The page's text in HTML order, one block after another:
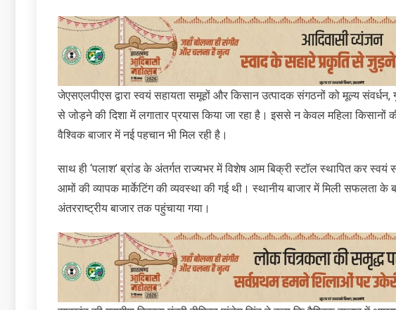
जेएसएलपीएस द्वारा स्वयं सहायता समूहों और किसान उत्पादक संगठनों को मूल्य
से जोड़ने की दिशा में लगातार प्रयास किया जा रहा है। इससे न केवल महिला किसानों
वैश्विक बाजार में नई पहचान भी मिल रही है।
साथ ही ‘पलाश’ ब्रांड के अंतर्गत राज्यभर में विशेष आम बिक्री स्टॉल स्थापित कर स्वयं
आमों की व्यापक मार्केटिंग की व्यवस्था की गई थी। स्थानीय बाजार में मिली सफलता
अंतरराष्ट्रीय बाजार तक पहुंचाया गया।